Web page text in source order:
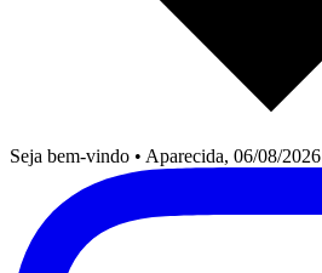
Seja bem-vindo • Aparecida, 06/08/2026